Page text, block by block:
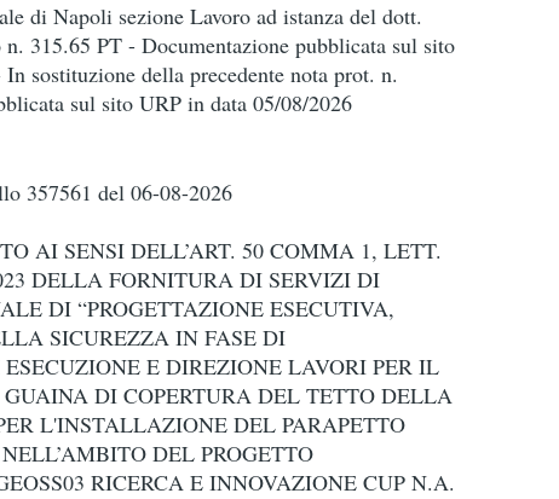
di Napoli sezione Lavoro ad istanza del dott.
n. 315.65 PT - Documentazione pubblicata sul sito
sostituzione della precedente nota prot. n.
sul sito URP in data 05/08/2026
357561 del 06-08-2026
AI SENSI DELL’ART. 50 COMMA 1, LETT.
DELLA FORNITURA DI SERVIZI DI
DI “PROGETTAZIONE ESECUTIVA,
SICUREZZA IN FASE DI
E DIREZIONE LAVORI PER IL
DI COPERTURA DEL TETTO DELLA
L'INSTALLAZIONE DEL PARAPETTO
DEL PROGETTO
RICERCA E INNOVAZIONE CUP N.A.